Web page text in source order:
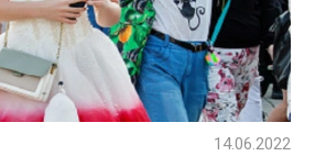
14.06.2022